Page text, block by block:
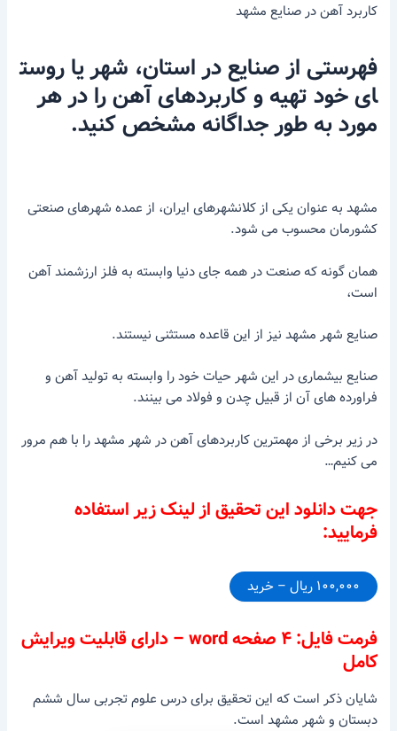
کاربرد آهن در صنایع مشهد
فهرستی ازصنایعدراستان، شهریا روست
ایخود تهیهوکاربردهایآهنرا درهر
موردبهطورجداگانه مشخصکنید.
مشهد به عنوان یکی از کلانشهرهای ایران، از عمده شهرهای صنعتی
کشورمان محسوب می شود.
همان گونه که صنعت در همه جای دنیا وابسته به فلز ارزشمند آهن
است،
صنایع شهر مشهد نیز از این قاعده مستثنی نیستند.
صنایع بیشماری در این شهر حیات خود را وابسته به تولید آهن و
فراورده های آن از قبیل چدن و فولاد می بینند.
در زیر برخی از مهمترین کاربردهای آهن در شهر مشهد را با هم مرور
می کنیم…
جهت دانلود این تحقیق از لینک زیر استفاده
فرمایید:
۱۰۰,۰۰۰ ریال – خرید
فرمت فایل: ۴ صفحه word – دارای قابلیت ویرایش
کامل
شایان ذکر است که این تحقیق برای درس علوم تجربی سال ششم
دبستان و شهر مشهد است.